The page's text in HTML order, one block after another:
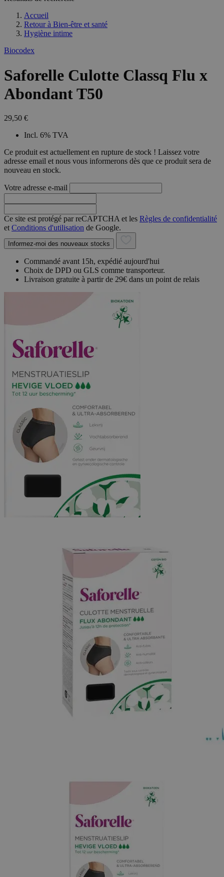
Accueil
Retour à Bien-être et santé
Hygiène intime
Biocodex
Saforelle Culotte Classq Flu x
Abondant T50
29,50 €
Incl. 6% TVA
Ce produit est actuellement en rupture de stock ! Laissez votre
adresse email et nous vous informerons dès que ce produit sera de
nouveau en stock.
Votre adresse e-mail
Ce site est protégé par reCAPTCHA et les Règles de confidentialité
et Conditions d'utilisation de Google.
Informez-moi des nouveaux stocks
Commandé avant 15h, expédié aujourd'hui
Choix de DPD ou GLS comme transporteur.
Livraison gratuite à partir de 29€ dans un point de relais